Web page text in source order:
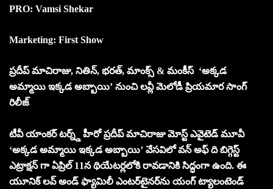
PRO: Vamsi Shekar
Marketing: First Show
ప్రదీప్ మాచిరాజు, నితిన్, భరత్, మాంక్స్ & మంకీస్ ‘అక్కడ
అమ్మాయి ఇక్కడ అబ్బాయి’ నుంచి లవ్లీ మెలోడీ ప్రియమార సాంగ్
రిలీజ్
టీవీ యాంకర్ టర్న్డ్ హీరో ప్రదీప్ మాచిరాజు మోస్ట్ ఎవైటెడ్ మూవీ
‘అక్కడ అమ్మాయి ఇక్కడ అబ్బాయి’ వేసవిలో వన్ అఫ్ ది బిగ్గెస్ట్
ఎట్రాక్షన్ గా ఏప్రిల్ 11న థియేటర్లలోకి రావడానికి సిద్ధంగా ఉంది. ఈ
యూనిక్ లవ్ అండ్ ఫ్యామిలీ ఎంటర్‌టైనర్‌ను యంగ్ ట్యాలంటెండ్